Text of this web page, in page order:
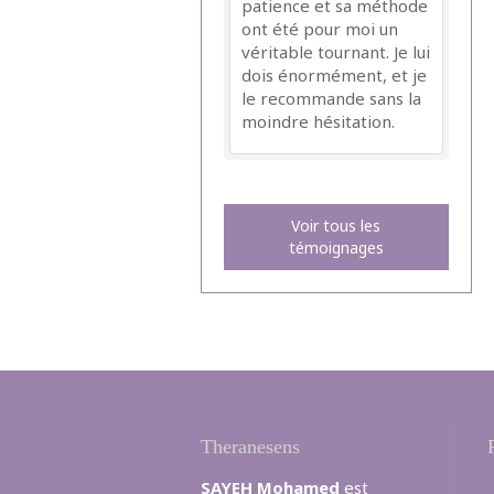
patience et sa méthode
ont été pour moi un
véritable tournant. Je lui
dois énormément, et je
le recommande sans la
moindre hésitation.
Voir tous les
témoignages
Theranesens
SAYEH Mohamed est